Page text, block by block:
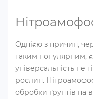
Однією з причин,
таким популярним,
універсальність не
рослин.
обробки ґрунтів на